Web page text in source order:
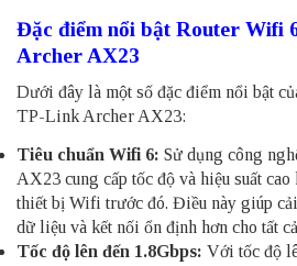
Đặc điểm nổi bật Router Wifi
Archer AX23
Dưới đây là một số đặc điểm nổi bật
TP-Link Archer AX23:
Tiêu chuẩn Wifi 6: Sử dụng công
AX23 cung cấp tốc độ và hiệu suất
thiết bị Wifi trước đó. Điều này giúp
dữ liệu và kết nối ổn định hơn cho tất
Tốc độ lên đến 1.8Gbps: Với tốc độ